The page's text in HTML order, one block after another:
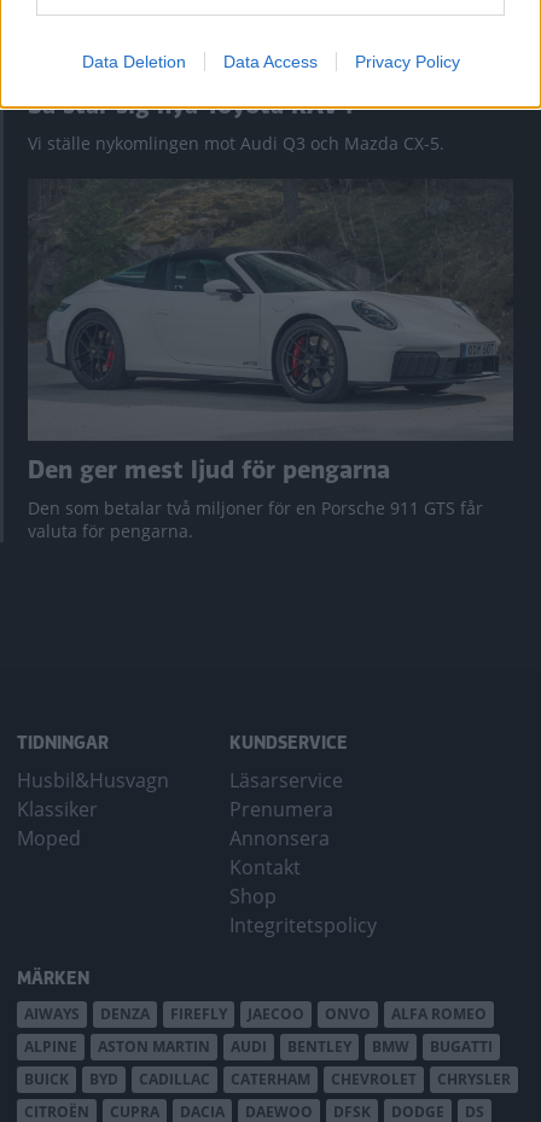
Data Deletion Data Access Privacy Policy
Så står sig nya Toyota RAV4
Vi ställe nykomlingen mot Audi Q3 och Mazda CX-5.
Den ger mest ljud för pengarna
Den som betalar två miljoner för en Porsche 911 GTS får
valuta för pengarna.
TIDNINGAR
Husbil&Husvagn
Klassiker
Moped
KUNDSERVICE
Läsarservice
Prenumera
Annonsera
Kontakt
Shop
Integritetspolicy
MÄRKEN
AIWAYS DENZA FIREFLY JAECOO ONVO
ALFA ROMEO
ALPINE
ASTON MARTIN AUDI BENTLEY BMW
BUGATTI
BUICK
BYD CADILLAC CATERHAM CHEVROLET
CHRYSLER
CITROËN
CUPRA DACIA DAEWOO DFSK DODGE DS